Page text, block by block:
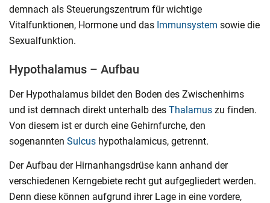
demnach als Steuerungszentrum für wichtige
Vitalfunktionen, Hormone und das Immunsystem sowie die
Sexualfunktion.
Hypothalamus – Aufbau
Der Hypothalamus bildet den Boden des Zwischenhirns
und ist demnach direkt unterhalb des Thalamus zu finden.
Von diesem ist er durch eine Gehirnfurche, den
sogenannten Sulcus hypothalamicus, getrennt.
Der Aufbau der Hirnanhangsdrüse kann anhand der
verschiedenen Kerngebiete recht gut aufgegliedert werden.
Denn diese können aufgrund ihrer Lage in eine vordere,